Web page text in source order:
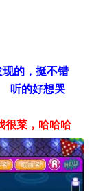
的，挺不错
的好想哭
很菜，哈哈哈